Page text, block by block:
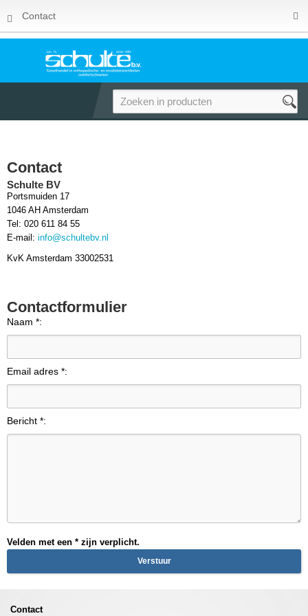
Contact
Contact
Schulte BV
Portsmuiden 17
1046 AH Amsterdam
Tel: 020 611 84 55
E-mail: info@schultebv.nl
KvK Amsterdam 33002531
Contactformulier
Naam *:
Email adres *:
Bericht *:
Velden met een * zijn verplicht.
Contact